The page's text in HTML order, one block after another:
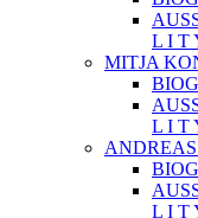
L I T
MITJA
L I T
L I T